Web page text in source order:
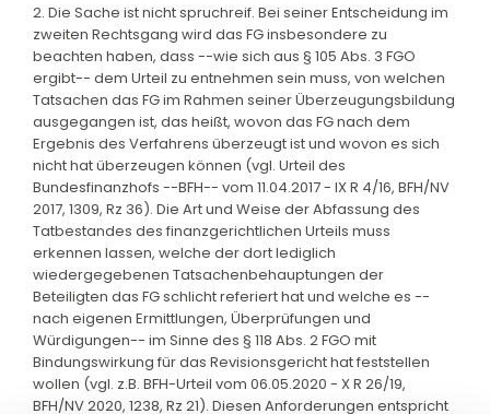
2. Die Sache ist nicht spruchreif. Bei seiner Entscheidung im
zweiten Rechtsgang wird das FG insbesondere zu
beachten haben, dass --wie sich aus § 105 Abs. 3 FGO
ergibt-- dem Urteil zu entnehmen sein muss, von welchen
Tatsachen das FG im Rahmen seiner Überzeugungsbildung
ausgegangen ist, das heißt, wovon das FG nach dem
Ergebnis des Verfahrens überzeugt ist und wovon es sich
nicht hat überzeugen können (vgl. Urteil des
Bundesfinanzhofs --BFH-- vom 11.04.2017 - IX R 4/16, BFH/NV
2017, 1309, Rz 36). Die Art und Weise der Abfassung des
Tatbestandes des finanzgerichtlichen Urteils muss
erkennen lassen, welche der dort lediglich
wiedergegebenen Tatsachenbehauptungen der
Beteiligten das FG schlicht referiert hat und welche es --
nach eigenen Ermittlungen, Überprüfungen und
Würdigungen-- im Sinne des § 118 Abs. 2 FGO mit
Bindungswirkung für das Revisionsgericht hat feststellen
wollen (vgl. z.B. BFH-Urteil vom 06.05.2020 - X R 26/19,
BFH/NV 2020, 1238, Rz 21). Diesen Anforderungen entspricht